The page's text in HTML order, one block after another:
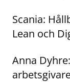
Scania:
Lean och
Anna